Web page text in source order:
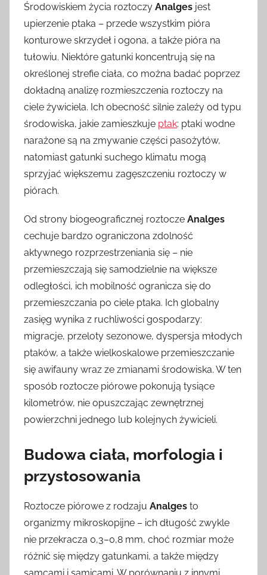
Środowiskiem życia roztoczy Analges jest
upierzenie ptaka – przede wszystkim pióra
konturowe skrzydeł i ogona, a także pióra na
tułowiu. Niektóre gatunki koncentrują się na
określonej strefie ciała, co można badać poprzez
dokładną analizę rozmieszczenia roztoczy na
ciele żywiciela. Ich obecność silnie zależy od typu
środowiska, jakie zamieszkuje ptak: ptaki wodne
narażone są na zmywanie części pasożytów,
natomiast gatunki suchego klimatu mogą
sprzyjać większemu zagęszczeniu roztoczy w
piórach.
Od strony biogeograficznej roztocze Analges
cechuje bardzo ograniczona zdolność
aktywnego rozprzestrzeniania się – nie
przemieszczają się samodzielnie na większe
odległości, ich mobilność ogranicza się do
przemieszczania po ciele ptaka. Ich globalny
zasięg wynika z ruchliwości gospodarzy:
migracje, przeloty sezonowe, dyspersja młodych
ptaków, a także wielkoskalowe przemieszczanie
się awifauny wraz ze zmianami środowiska. W ten
sposób roztocze piórowe pokonują tysiące
kilometrów, nie opuszczając zewnętrznej
powierzchni jednego lub kolejnych żywicieli.
Budowa ciała, morfologia i
przystosowania
Roztocze piórowe z rodzaju Analges to
organizmy mikroskopijne – ich długość zwykle
nie przekracza 0,3–0,8 mm, choć rozmiar może
różnić się między gatunkami, a także między